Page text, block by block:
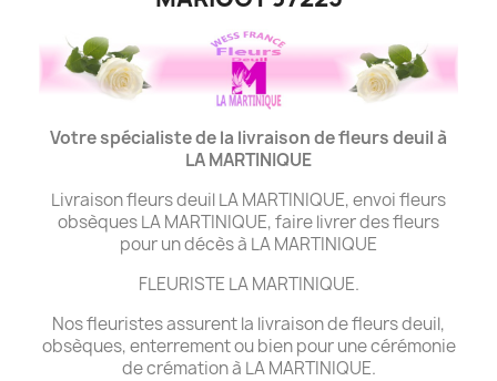
Votre spécialiste de la livraison de fleurs deuil à
LA MARTINIQUE
Livraison fleurs deuil LA MARTINIQUE, envoi fleurs
obsèques LA MARTINIQUE, faire livrer des fleurs
pour un décès à LA MARTINIQUE
FLEURISTE LA MARTINIQUE.
Nos fleuristes assurent la livraison de fleurs deuil,
obsèques, enterrement ou bien pour une cérémonie
de crémation à LA MARTINIQUE.